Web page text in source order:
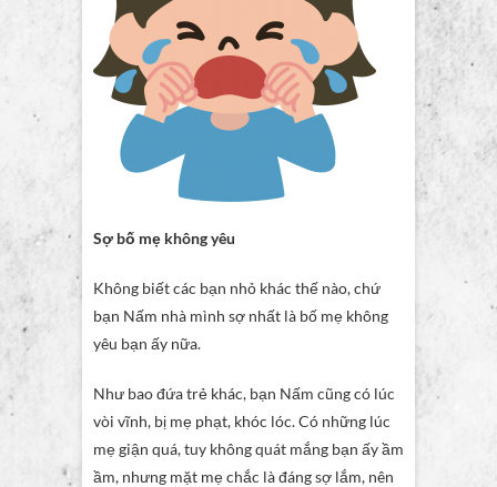
Sợ bố mẹ không yêu
Không biết các bạn nhỏ khác thế nào, chứ
bạn Nấm nhà mình sợ nhất là bố mẹ không
yêu bạn ấy nữa.
Như bao đứa trẻ khác, bạn Nấm cũng có lúc
vòi vĩnh, bị mẹ phạt, khóc lóc. Có những lúc
mẹ giận quá, tuy không quát mắng bạn ấy ầm
ầm, nhưng mặt mẹ chắc là đáng sợ lắm, nên